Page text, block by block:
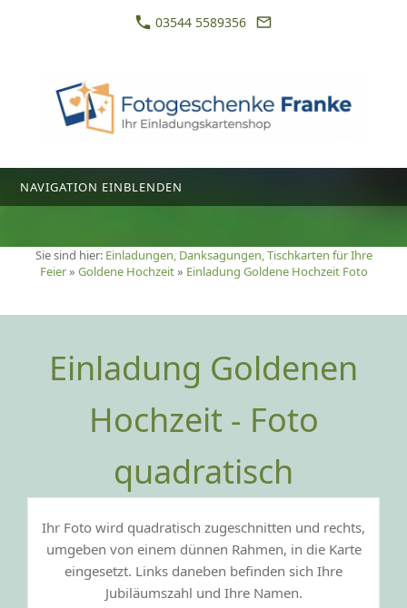
03544 5589356
NAVIGATION EINBLENDEN
Sie sind hier: Einladungen, Danksagungen, Tischkarten für Ihre
Feier» Goldene Hochzeit» Einladung Goldene Hochzeit Foto
Einladung Goldenen
Hochzeit - Foto
quadratisch
Ihr Foto wird quadratisch zugeschnitten und rechts,
umgeben von einem dünnen Rahmen, in die Karte
eingesetzt. Links daneben befinden sich Ihre
Jubiläumszahl und Ihre Namen.